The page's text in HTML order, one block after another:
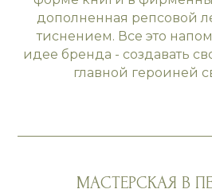
дополненная репсовой
тиснением. Все это
идее бренда - создавать
главной героиней
МАСТЕРСКАЯ В